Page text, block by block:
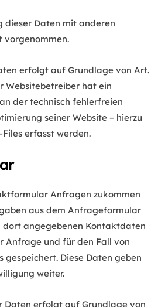
dieser Daten mit anderen
vorgenommen.
erfolgt auf Grundlage von Art.
Websitebetreiber hat ein
der technisch fehlerfreien
seiner Website – hierzu
erfasst werden.
Anfragen zukommen
aus dem Anfrageformular
dort angegebenen Kontaktdaten
Anfrage und für den Fall von
gespeichert. Diese Daten geben
weiter.
Daten erfolgt auf Grundlage von